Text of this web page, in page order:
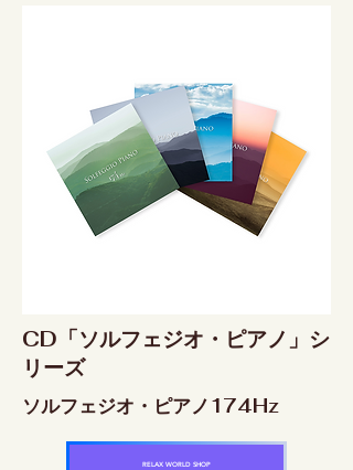
CD「ソルフェジオ・ピアノ」シ
リーズ
ソルフェジオ・ピアノ174Hz
RELAX WORLD SHOP